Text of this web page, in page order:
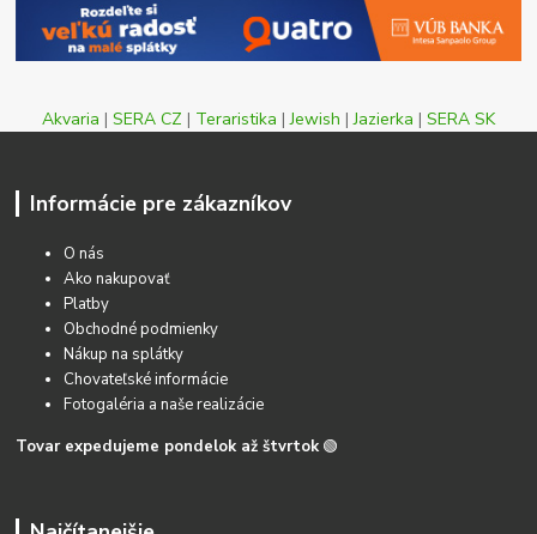
Akvaria | SERA CZ | Teraristika |Jewish |Jazierka | SERA SK
Informácie pre zákazníkov
O nás
Ako nakupovať
Platby
Obchodné podmienky
Nákup na splátky
Chovateľské informácie
Fotogaléria a naše realizácie
Tovar expedujeme pondelok až štvrtok 🟢